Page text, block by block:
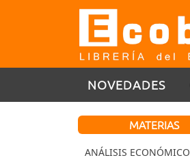
NOVEDADES
MATERIAS
ANÁLISIS ECONÓMICO